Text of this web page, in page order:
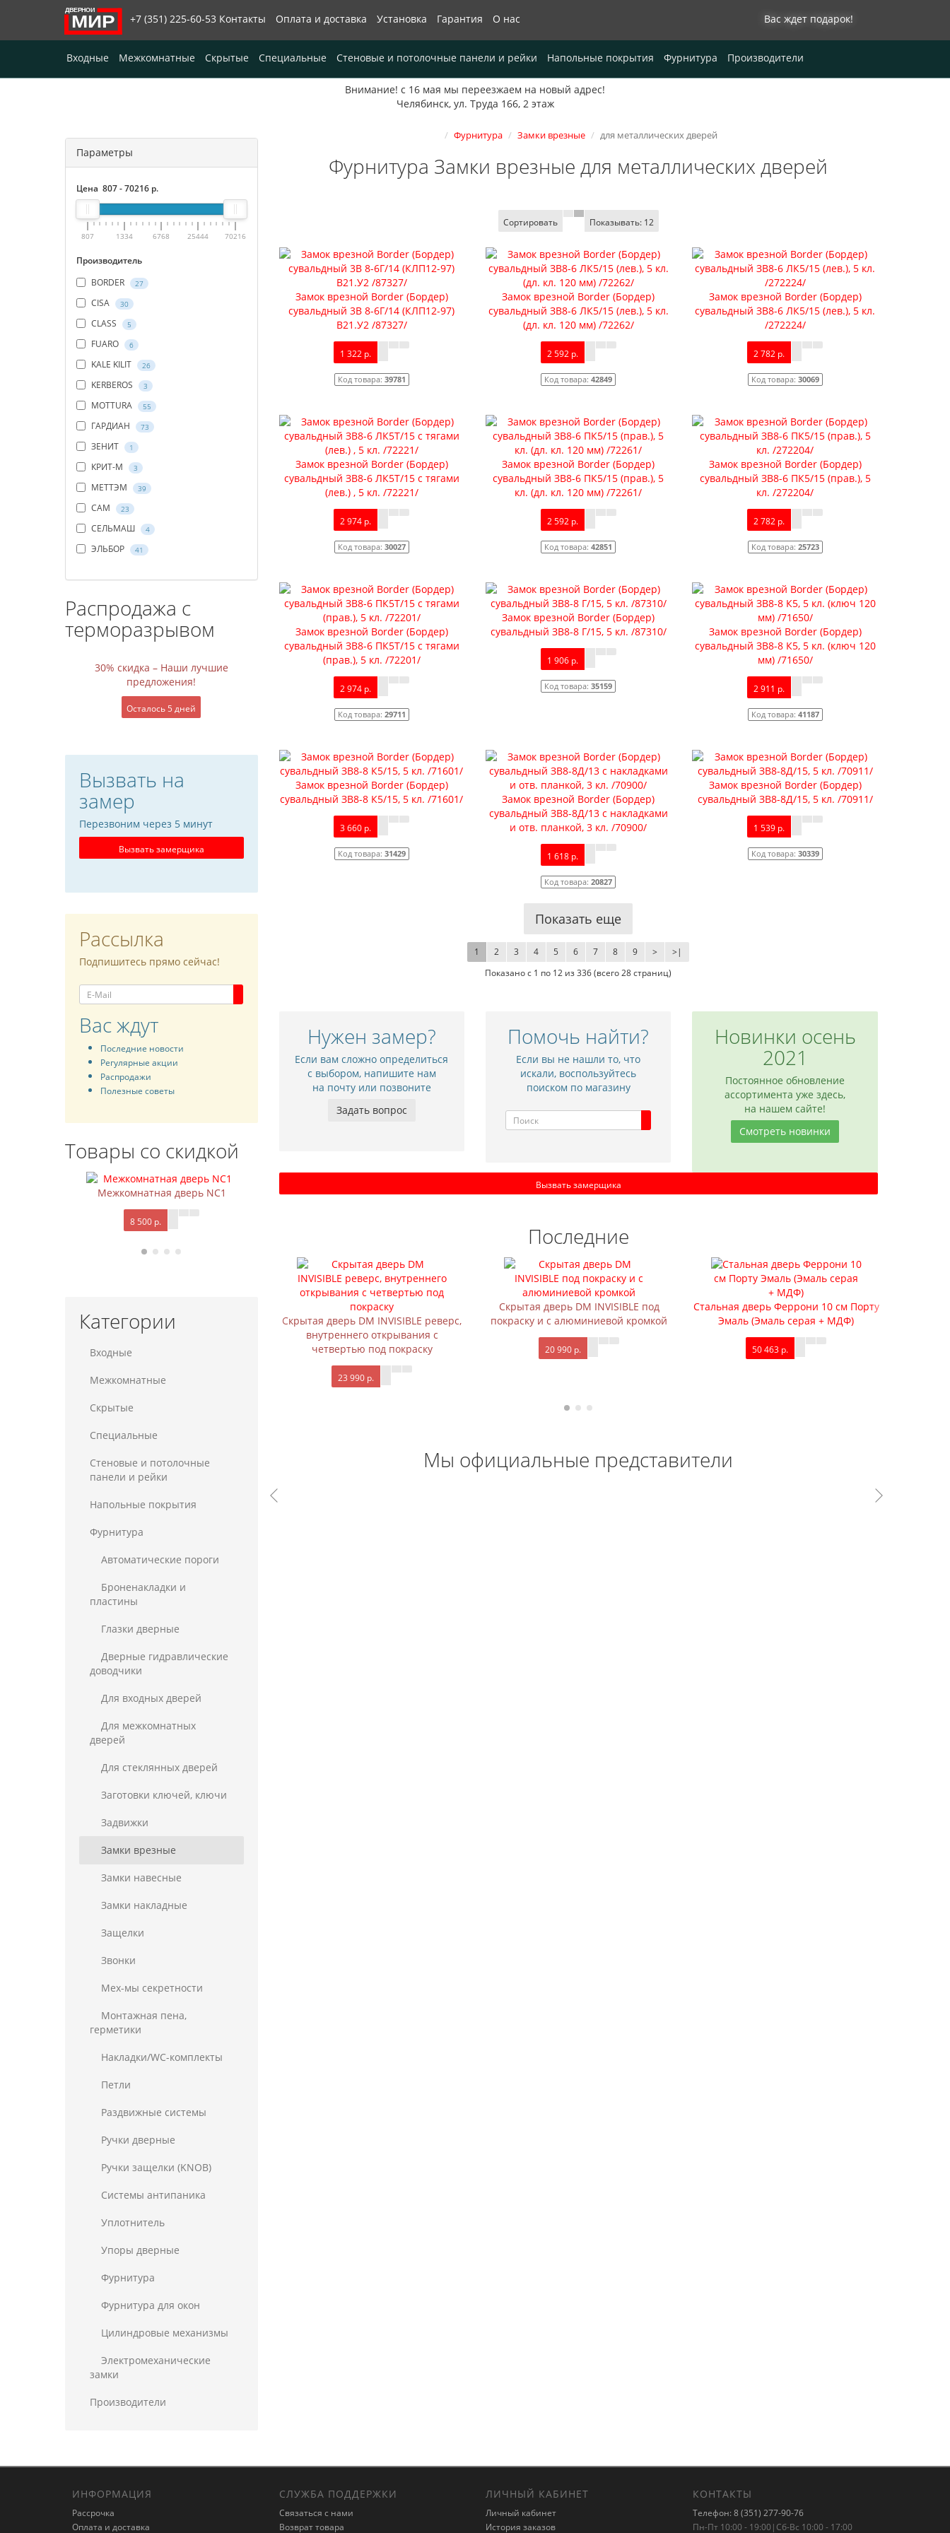
Внимание! с 16 мая мы переезжаем на новый адрес!
Челябинск, ул. Труда 166, 2 этаж
+7 (351) 225-60-53 Контакты Оплата и доставка Установка Гарантия О нас Вас ждет подарок!
Входные Межкомнатные Скрытые Специальные Стеновые и потолочные панели и рейки Напольные покрытия Фурнитура Производители
Параметры
Цена 807-70216 р.
807 1334 6768 25444 70216
Производитель
BORDER
27
CISA 30
CLASS 5
FUARO 6
KALE KILIT 26
KERBEROS 3
MOTTURA 55
ГАРДИАН 73
ЗЕНИТ 1
КРИТ-М 3
МЕТТЭМ 39
САМ 23
СЕЛЬМАШ 4
ЭЛЬБОР 41
Распродажа с
терморазрывом
30% скидка – Наши лучшие
предложения!
Осталось 5 дней
Вызвать на
замер
Перезвоним через 5 минут
Вызвать замерщика
Рассылка
Подпишитесь прямо сейчас!
Вас ждут
Последние новости
Регулярные акции
Распродажи
Полезные советы
Товары со скидкой
Межкомнатная дверь NC1
8 500 р.
Межкомнатная дверь NC10 Межкомнатная дверь NC11 Межкомнатная дверь NC12
Категории
Входные
Межкомнатные
Скрытые
Специальные
Стеновые и потолочные
панели и рейки
Напольные покрытия
Фурнитура
Автоматические пороги
Броненакладки и
пластины
Глазки дверные
Дверные гидравлические
доводчики
Для входных дверей
Для межкомнатных
дверей
Для стеклянных дверей
Заготовки ключей, ключи
Задвижки
Замки врезные
Замки навесные
Замки накладные
Защелки
Звонки
Мех-мы секретности
Монтажная пена,
герметики
Накладки/WC-комплекты
Петли
Раздвижные системы
Ручки дверные
Ручки защелки (KNOB)
Системы антипаника
Уплотнитель
Упоры дверные
Фурнитура
Фурнитура для окон
Цилиндровые механизмы
Электромеханические
замки
Производители
Фурнитура Замки врезные для металлических дверей
Фурнитура Замки врезные для металлических дверей
Сортировать Показывать: 12
Замок врезной Border (Бордер)
сувальдный 3В 8-6Г/14 (КЛП12-97)
В21.У2 /87327/
1 322 р.
Код товара: 39781
Замок врезной Border (Бордер)
сувальдный ЗВ8-6 ЛК5/15 (лев.), 5 кл.
(дл. кл. 120 мм) /72262/
2 592 р.
Код товара:42849
Замок врезной Border (Бордер)
сувальдный ЗВ8-6 ЛК5/15 (лев.), 5 кл.
/272224/
2 782 р.
Код товара: 30069
Замок врезной Border (Бордер)
сувальдный ЗВ8-6 ЛК5Т/15 с тягами
(лев.) , 5 кл. /72221/
2 974 р.
Код товара: 30027
Замок врезной Border (Бордер)
сувальдный ЗВ8-6 ПК5/15 (прав.), 5
кл. (дл. кл. 120 мм) /72261/
2 592 р.
Код товара:42851
Замок врезной Border (Бордер)
сувальдный ЗВ8-6 ПК5/15 (прав.), 5
кл. /272204/
2 782 р.
Код товара: 25723
Замок врезной Border (Бордер)
сувальдный ЗВ8-6 ПК5Т/15 с тягами
(прав.), 5 кл. /72201/
2 974 р.
Код товара: 29711
Замок врезной Border (Бордер)
сувальдный ЗВ8-8 Г/15, 5 кл. /87310/
1 906 р.
Код товара:35159
Замок врезной Border (Бордер)
сувальдный ЗВ8-8 К5, 5 кл. (ключ 120
мм) /71650/
2 911 р.
Код товара: 41187
Замок врезной Border (Бордер)
сувальдный ЗВ8-8 К5/15, 5 кл. /71601/
3 660 р.
Код товара: 31429
Замок врезной Border (Бордер)
сувальдный ЗВ8-8Д/13 с накладками
и отв. планкой, 3 кл. /70900/
1 618 р.
Код товара:20827
Замок врезной Border (Бордер)
сувальдный ЗВ8-8Д/15, 5 кл. /70911/
1 539 р.
Код товара: 30339
Показать еще
1 2 3 4 5 6 7 8 9 > >|
Показано с 1 по 12 из 336 (всего 28 страниц)
Нужен замер?
Если вам сложно определиться
с выбором, напишите нам
на почту или позвоните
Задать вопрос
Помочь найти?
Если вы не нашли то, что
искали, воспользуйтесь
поиском по магазину
Новинки осень
2021
Постоянное обновление
ассортимента уже здесь,
на нашем сайте!
Смотреть новинки
Вызвать замерщика
Последние
Скрытая дверь DM INVISIBLE реверс,
внутреннего открывания с
четвертью под покраску
23 990 р.
Скрытая дверь DM INVISIBLE под
покраску и с алюминиевой кромкой
20 990 р.
Стальная дверь Феррони 10 см Порту
Эмаль (Эмаль серая + МДФ)
50 463 р.
Мы официальные представители
ИНФОРМАЦИЯ
Рассрочка
Оплата и доставка
СЛУЖБА ПОДДЕРЖКИ
Связаться с нами
Возврат товара
ЛИЧНЫЙ КАБИНЕТ
Личный кабинет
История заказов
КОНТАКТЫ
Телефон: 8 (351) 277-90-76
Пн-Пт 10:00 - 19:00|Сб-Вс 10:00 - 17:00